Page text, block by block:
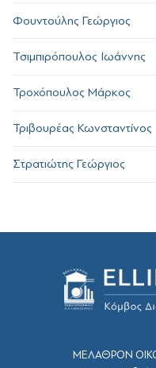
Φουντούλης Γεώργιος
Τσιμπιρόπουλος Ιωάννης
Τροχόπουλος Μάρκος
Τριβουρέας Κωνσταντίνος
Στρατιώτης Γεώργιος
ΜΕΛΑΘΡΟΝ